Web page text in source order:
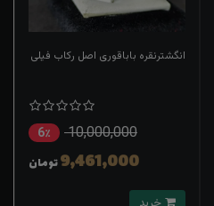
انگشترنقره باباقوری اصل رکاب فیلی
10,000,000 6٪
9,461,000تومان